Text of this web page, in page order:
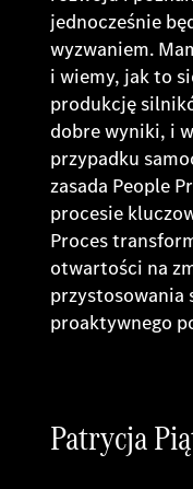
jednocześnie
wyzwaniem.
i wiemy, jak to
produkcję
dobre wyniki, i
przypadku
zasada People
procesie
Proces
otwartości na
przystosowania
proaktywnego
Patrycja